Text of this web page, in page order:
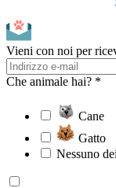
Vieni con noi per
Che animale hai? *
Cane
Gatto
Nessuno